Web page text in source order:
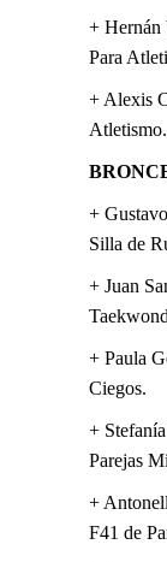
+ Hernán
Para
+ Alexis
Atletismo.
+
Silla de
+ Juan
+ Paula
Ciegos.
+
Parejas
+
F41 de